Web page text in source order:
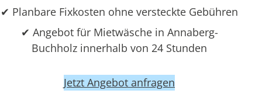
✔ Planbare Fixkosten ohne versteckte Gebühren
✔ Angebot für Mietwäsche in Annaberg-
Buchholz innerhalb von 24 Stunden
Jetzt Angebot anfragen